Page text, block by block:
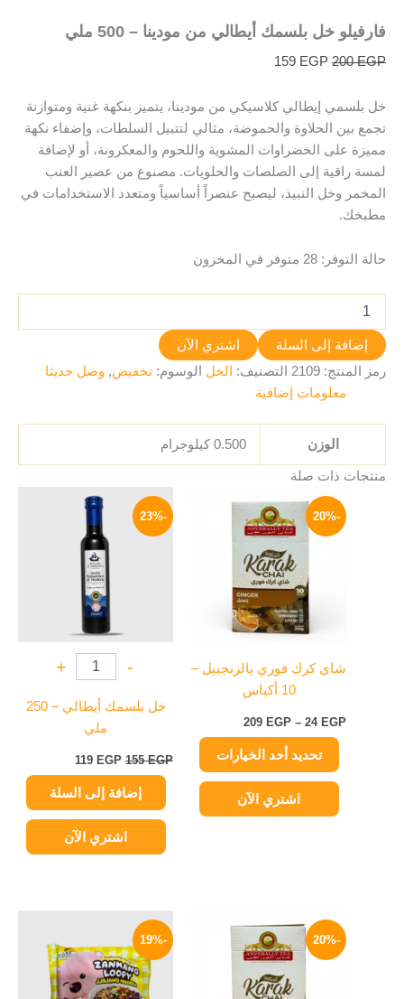
فارفيلو خل بلسمك أيطالي من مودينا – 500 ملي
200EGP
159 EGP
خل بلسمي إيطالي كلاسيكي من مودينا، يتميز بنكهة غنية ومتوازنة
تجمع بين الحلاوة والحموضة، مثالي لتتبيل السلطات، وإضفاء نكهة
مميزة على الخضراوات المشوية واللحوم والمعكرونة، أو لإضافة
لمسة راقية إلى الصلصات والحلويات. مصنوع من عصير العنب
المخمر وخل النبيذ، ليصبح عنصراً أساسياً ومتعدد الاستخدامات في
مطبخك.
حالة التوفر: 28 متوفر في المخزون
إضافة إلى السلة
اشتري الآن
رمز المنتج: 2109 التصنيف: الخل الوسوم: تخفيض, وصل حديثا
معلومات إضافية
الوزن 0.500 كيلوجرام
منتجات ذات صلة
-20%
شاي كرك فوري بالزنجبيل –
10 أكياس
24 EGP
–
209 EGP
السعر:
من
خلال
تحديد أحد الخيارات
هناك
العديد
من
المختلفة
اختيار
صفحة
المنتج
اشتري الآن
-23%
-
+
خل بلسمك أيطالي – 250
ملي
155EGP
السعر
الأصلي
155 EGP.
119 EGP
إضافة إلى السلة
اشتري الآن
-20%
من
خلال
هناك
العديد
من
-19%
هو:
140 EGP.
هو:
114 EGP.